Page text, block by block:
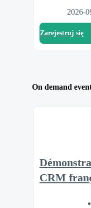
2026-
Zarejestruj się
On demand
CRM